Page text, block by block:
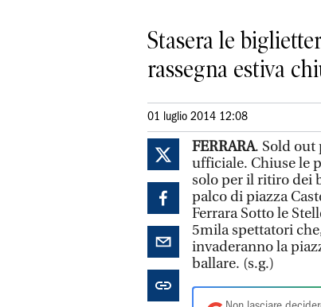
Stasera le
rassegna estiva
01 luglio 2014 12:08
FERRARA. Sold out
ufficiale. Chiuse le
solo per il ritiro dei
palco di piazza
Ferrara Sotto le
5mila spettatori
invaderanno la
ballare. (s.g.)